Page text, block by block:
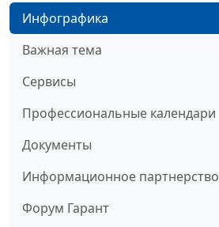
Инфографика
Важная тема
Сервисы
Профессиональные календари
Документы
Информационное партнерство
Форум Гарант